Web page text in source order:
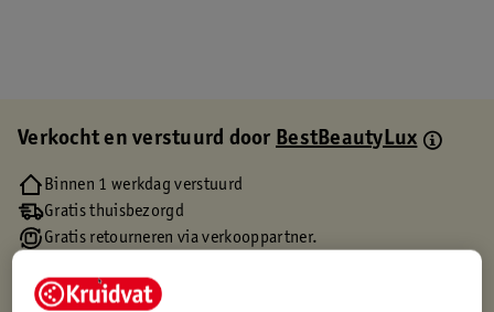
Verkocht en verstuurd doorBestBeautyLux
Binnen 1 werkdag verstuurd
Gratis thuisbezorgd
Gratis retourneren via verkooppartner.